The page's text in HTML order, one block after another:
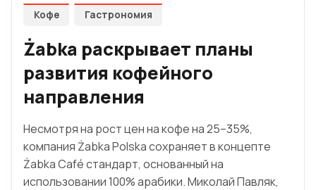
Кофе Гастрономия
Żabka раскрывает планы
развития кофейного
направления
Несмотря на рост цен на кофе на 25–35%,
компания Żabka Polska сохраняет в концепте
Żabka Café стандарт, основанный на
использовании 100% арабики. Миколай Павляк,